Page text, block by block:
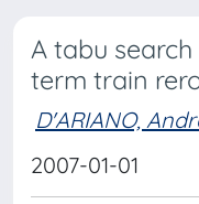
A tabu
term train
D'ARIANO,
2007-01-01